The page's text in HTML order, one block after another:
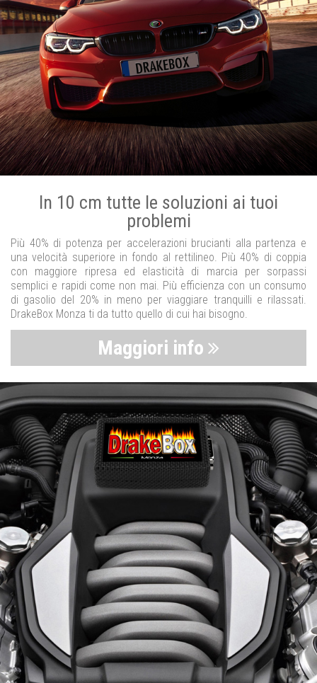
In 10 cm tutte le soluzioni ai tuoi
problemi
Più 40% di potenza per accelerazioni brucianti alla partenza e
una velocità superiore in fondo al rettilineo. Più 40% di coppia
con maggiore ripresa ed elasticità di marcia per sorpassi
semplici e rapidi come non mai. Più efficienza con un consumo
di gasolio del 20% in meno per viaggiare tranquilli e rilassati.
DrakeBox Monza ti da tutto quello di cui hai bisogno.
Maggiori info